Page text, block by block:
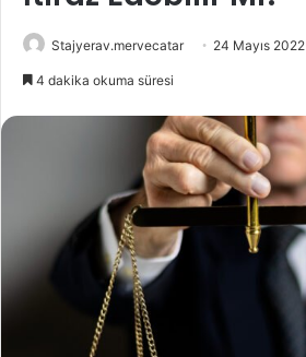
Stajyerav.mervecatar 24 Mayıs 2022
4 dakika okuma süresi